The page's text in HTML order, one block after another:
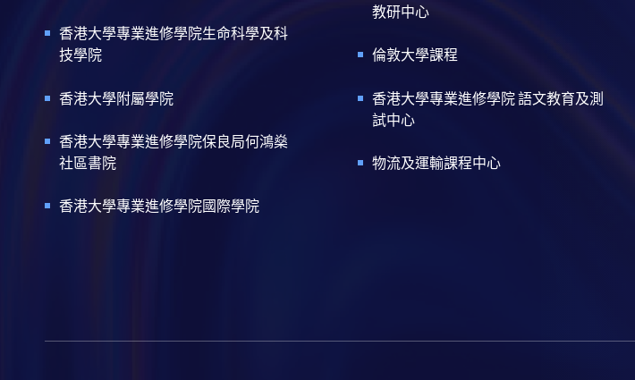
香港大學專業進修學院生命科學及科
技學院
香港大學附屬學院
香港大學專業進修學院保良局何鴻燊
社區書院
香港大學專業進修學院國際學院
教研中心
倫敦大學課程
香港大學專業進修學院 語文教育及測
試中心
物流及運輸課程中心